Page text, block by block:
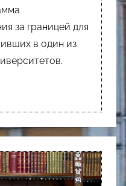
за границей для
в один из